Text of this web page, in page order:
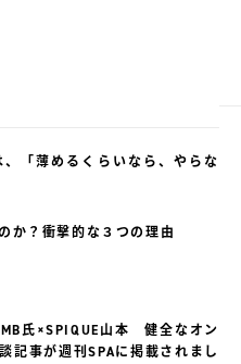
「薄めるくらいなら、やらな
か？衝撃的な３つの理由
氏×SPIQUE山本 健全なオン
記事が週刊SPAに掲載されまし